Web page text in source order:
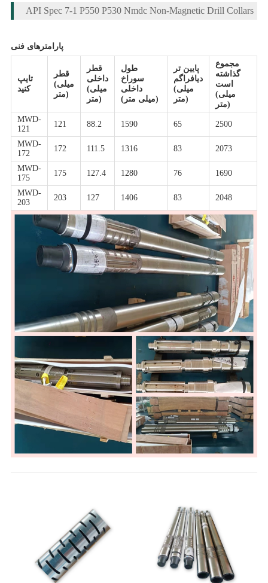
API Spec 7-1 P550 P530 Nmdc Non-Magnetic Drill Collars
پارامترهای فنی
تایپ
کنید
قطر
(میلی
متر)
قطر
داخلی
(میلی
متر)
طول
سوراخ
داخلی
(میلی متر)
پایین تر
دیافراگم
(میلی
متر)
مجموع
گذاشته
است
(میلی
متر)
MWD-
121
121 88.2 1590 65 2500
MWD-
172
172 111.5 1316 83 2073
MWD-
175
175 127.4 1280 76 1690
MWD-
203
203 127 1406 83 2048